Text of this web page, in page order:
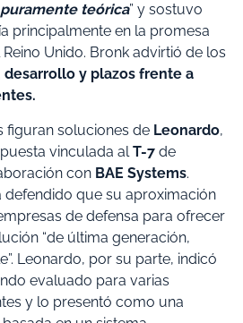
puramente teórica” y sostuvo
principalmente en la promesa
Unido. Bronk advirtió de los
desarrollo y plazos frente a
figuran soluciones de Leonardo,
vinculada al T-7 de
con BAE Systems.
defendido que su aproximación
de defensa para ofrecer
“de última generación,
Leonardo, por su parte, indicó
evaluado para varias
y lo presentó como una